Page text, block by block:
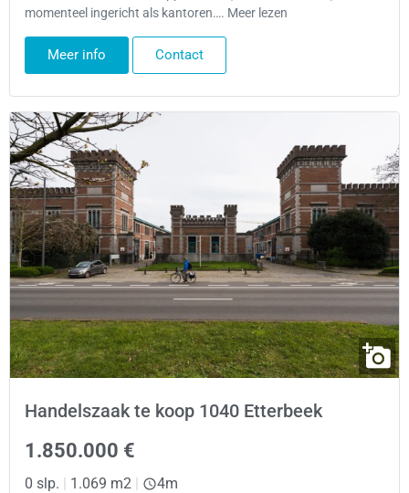
momenteel ingericht als kantoren…. Meer lezen
Meer info Contact
Handelszaak te koop 1040 Etterbeek
1.850.000 €
0 slp. | 1.069 m2 | 4m